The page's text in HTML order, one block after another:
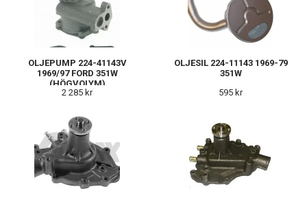
OLJEPUMP 224-41143V
1969/97 FORD 351W
(HÖGVOLYM)
2 285 kr
OLJESIL 224-11143 1969-79
351W
595 kr